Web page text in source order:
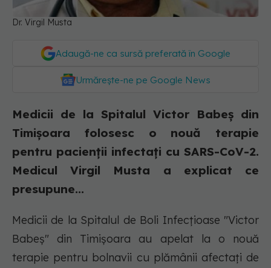
Dr. Virgil Musta
Adaugă-ne ca sursă preferată în Google
Urmărește-ne pe Google News
Medicii de la Spitalul Victor Babeș din
Timișoara folosesc o nouă terapie
pentru pacienții infectați cu SARS-CoV-2.
Medicul Virgil Musta a explicat ce
presupune...
Medicii de la Spitalul de Boli Infecţioase "Victor
Babeş" din Timişoara au apelat la o nouă
terapie pentru bolnavii cu plămânii afectaţi de